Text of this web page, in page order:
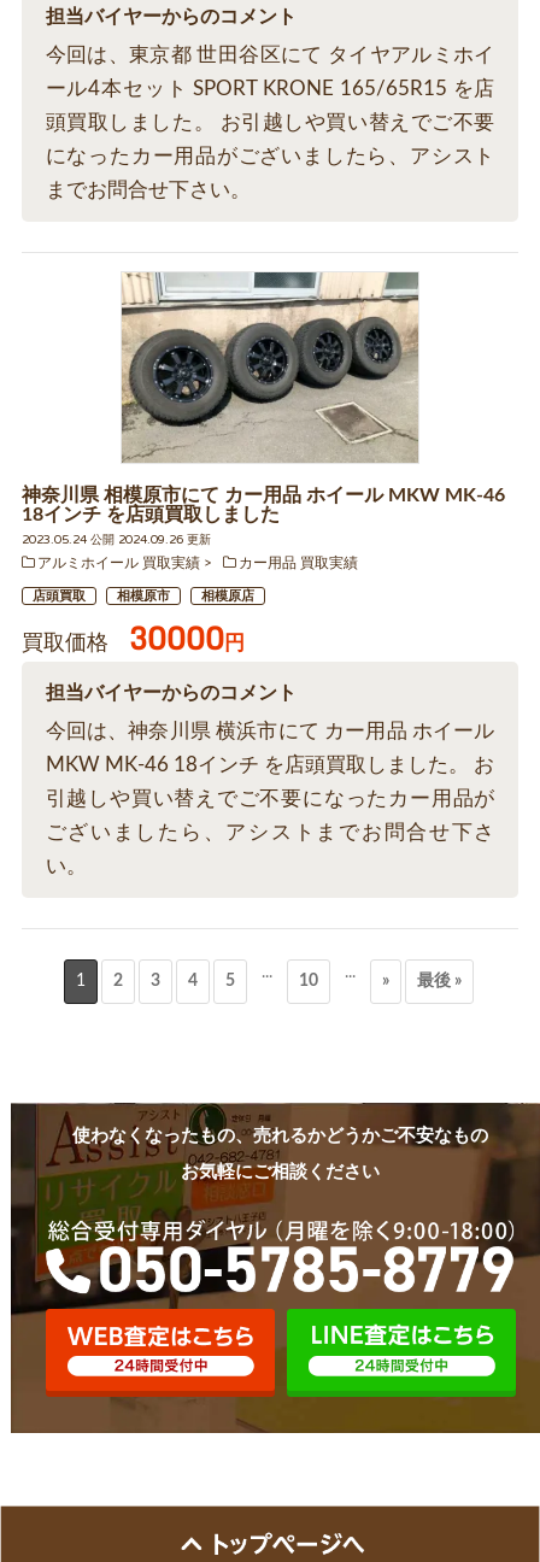
担当バイヤーからのコメント
今回は、東京都 世田谷区にて タイヤアルミホイ
ール4本セット SPORT KRONE 165/65R15 を店
頭買取しました。 お引越しや買い替えでご不要
になったカー用品がございましたら、アシスト
までお問合せ下さい。
神奈川県 相模原市にて カー用品 ホイール MKW MK-46
18インチ を店頭買取しました
2023.05.24 公開 2024.09.26 更新
アルミホイール 買取実績
カー用品 買取実績
店頭買取 相模原市 相模原店
買取価格 30000円
担当バイヤーからのコメント
今回は、神奈川県 横浜市にて カー用品 ホイール
MKW MK-46 18インチ を店頭買取しました。 お
引越しや買い替えでご不要になったカー用品が
ございましたら、アシストまでお問合せ下さ
い。
1 2 3 4 5 ... 10 ... » 最後 »
使わなくなったもの、売れるかどうかご不安なもの
お気軽にご相談ください